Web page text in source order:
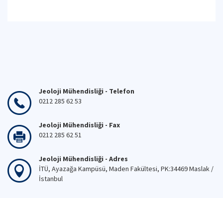
Jeoloji Mühendisliği - Telefon
0212 285 62 53
Jeoloji Mühendisliği - Fax
0212 285 62 51
Jeoloji Mühendisliği - Adres
İTÜ, Ayazağa Kampüsü, Maden Fakültesi, PK:34469 Maslak /
İstanbul